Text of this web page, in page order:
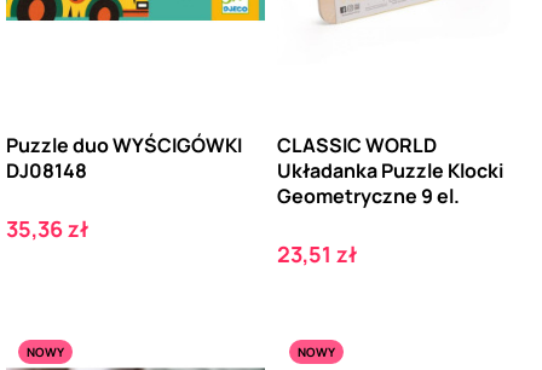
Puzzle duo WYŚCIGÓWKI
DJ08148
Cena
35,36 zł
CLASSIC WORLD
Układanka Puzzle Klocki
Geometryczne 9 el.
Cena
23,51 zł
NOWY
NOWY